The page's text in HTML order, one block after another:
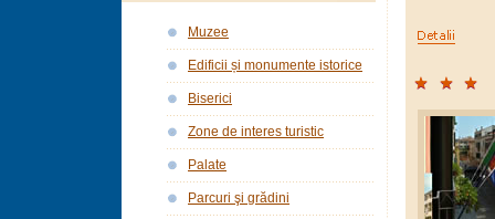
Muzee
Edificii și monumente istorice
Biserici
Zone de interes turistic
Palate
Parcuri şi grădini